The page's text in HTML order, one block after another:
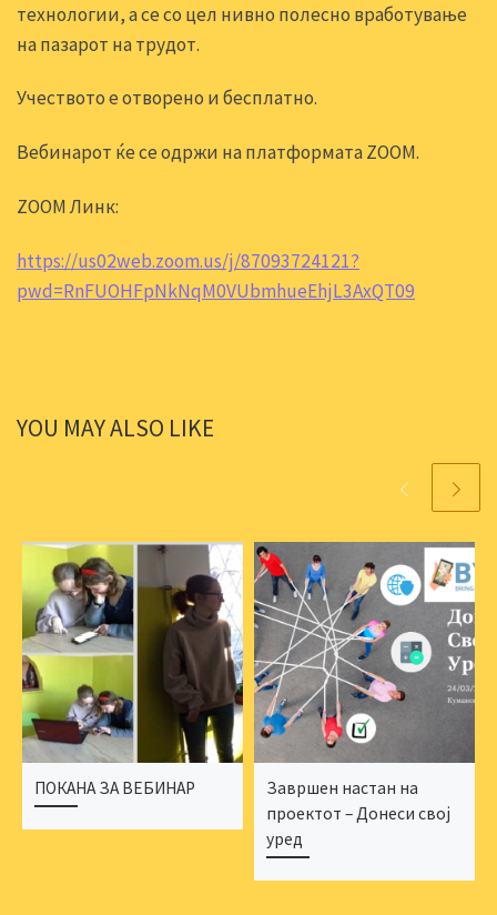
технологии, а се со цел нивно полесно вработување
на пазарот на трудот.
Учеството е отворено и бесплатно.
Вебинарот ќе се одржи на платформата ZOOM.
ZOOM Линк:
https://us02web.zoom.us/j/87093724121?
pwd=RnFUOHFpNkNqM0VUbmhueEhjL3AxQT09
YOU MAY ALSO LIKE
ПОКАНА ЗА ВЕБИНАР
Завршен настан на
проектот – Донеси свој
уред